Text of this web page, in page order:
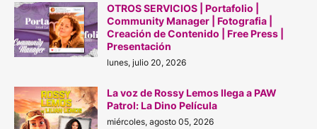
OTROS SERVICIOS | Portafolio |
Community Manager | Fotografia |
Creación de Contenido | Free Press |
Presentación
lunes, julio 20, 2026
La voz de Rossy Lemos llega a PAW
Patrol: La Dino Película
miércoles, agosto 05, 2026